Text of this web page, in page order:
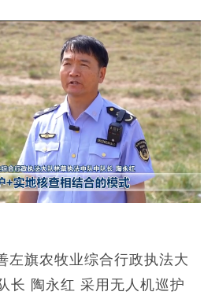
左旗农牧业综合行政执法大
长 陶永红 采用无人机巡护